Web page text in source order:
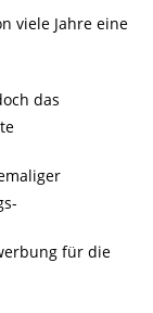
viele Jahre eine
das
für die